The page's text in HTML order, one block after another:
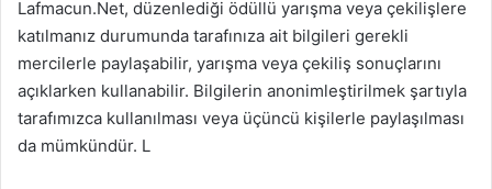
Lafmacun.Net, düzenlediği ödüllü yarışma veya çekilişlere
katılmanız durumunda tarafınıza ait bilgileri gerekli
mercilerle paylaşabilir, yarışma veya çekiliş sonuçlarını
açıklarken kullanabilir. Bilgilerin anonimleştirilmek şartıyla
tarafımızca kullanılması veya üçüncü kişilerle paylaşılması
da mümkündür. L